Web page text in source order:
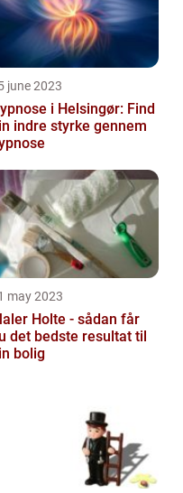
june 2023
i Helsingør: Find
indre styrke gennem
may 2023
Holte - sådan får
det bedste resultat til
bolig